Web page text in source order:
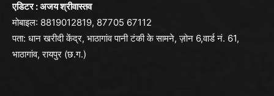
एडिटर : अजय श्रीवास्तव
मोबाइल: 8819012819, 87705 67112
पता: धान खरीदी केंद्र, भाठागांव पानी टंकी के सामने, ज़ोन 6,वार्ड नं. 61,
भाठागांव, रायपुर (छ.ग.)